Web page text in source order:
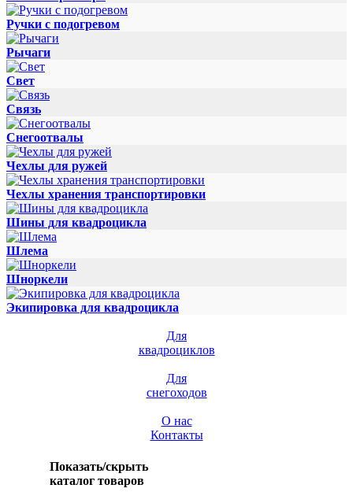
Ручки с подогревом
Рычаги
Свет
Связь
Снегоотвалы
Чехлы для ружей
Чехлы хранения транспортировки
Шины для квадроцикла
Шлема
Шноркели
Экипировка для квадроцикла
Для
квадроциклов
Для
снегоходов
О нас
Контакты
Показать/скрыть
каталог товаров